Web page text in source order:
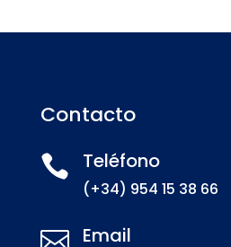
Contacto
 Teléfono
(+34) 954 15 38 66
 Email